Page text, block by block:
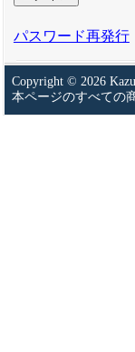
パスワード再発行
Copyright © 2026
本ページのすべての